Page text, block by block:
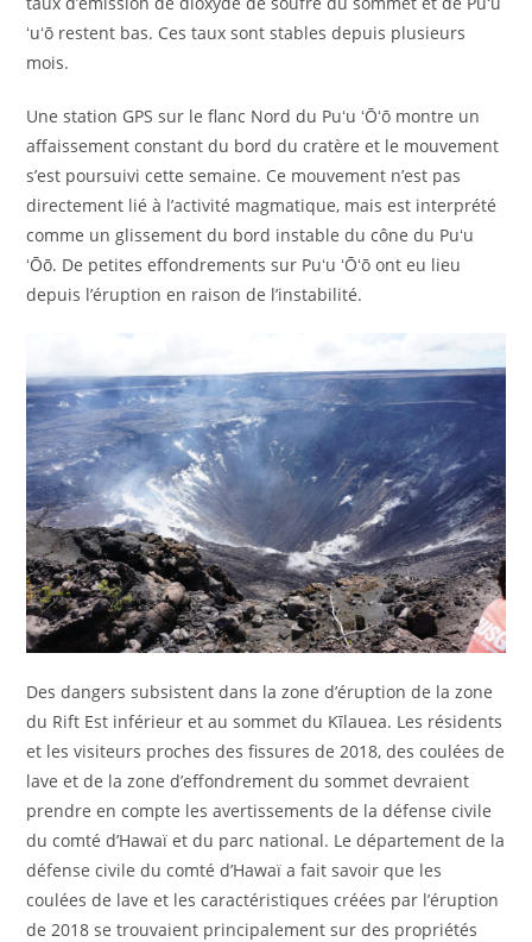
ʻuʻō restent bas. Ces taux sont stables depuis plusieurs
mois.
Une station GPS sur le flanc Nord du Puʻu ʻŌʻō montre un
affaissement constant du bord du cratère et le mouvement
s’est poursuivi cette semaine. Ce mouvement n’est pas
directement lié à l’activité magmatique, mais est interprété
comme un glissement du bord instable du cône du Puʻu
ʻŌō. De petites effondrements sur Puʻu ʻŌʻō ont eu lieu
depuis l’éruption en raison de l’instabilité.
Des dangers subsistent dans la zone d’éruption de la zone
du Rift Est inférieur et au sommet du Kīlauea. Les résidents
et les visiteurs proches des fissures de 2018, des coulées de
lave et de la zone d’effondrement du sommet devraient
prendre en compte les avertissements de la défense civile
du comté d’Hawaï et du parc national. Le département de la
défense civile du comté d’Hawaï a fait savoir que les
coulées de lave et les caractéristiques créées par l’éruption
de 2018 se trouvaient principalement sur des propriétés